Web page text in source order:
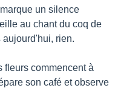
un silence
au chant du coq de
rien.
fleurs commencent à
son café et observe